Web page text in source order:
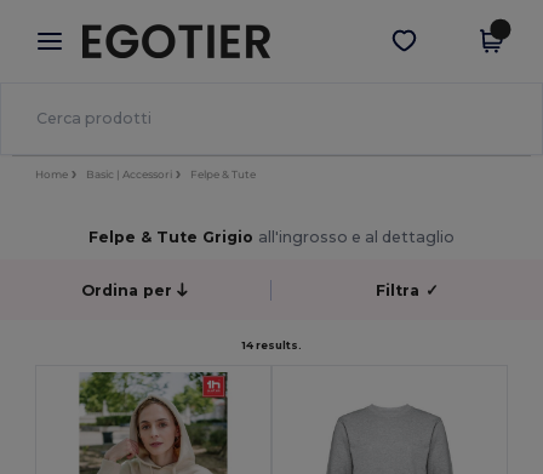
× App Egotier
Prezzi migliori sull'app!
Scarica app
Home Basic | Accessori Felpe & Tute
Felpe & Tute Grigio all'ingrosso e al dettaglio
Ordina per Filtra ✓
14 results.